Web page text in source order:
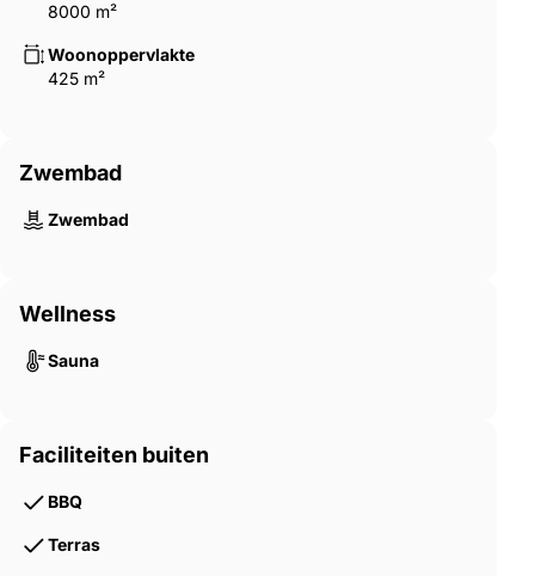
8000 m²
Woonoppervlakte
425 m²
Zwembad
Zwembad
Wellness
Sauna
Faciliteiten buiten
BBQ
Terras